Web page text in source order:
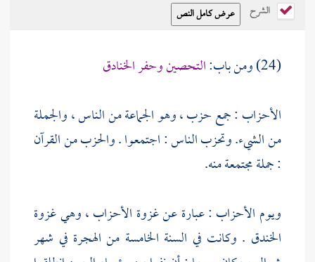
الشرح
(24) ومن باب:
التحصين وحفر الخنادق
الأحزاب : جمع حزب ، وهو الجماعة من الناس ، والجملة
من الشيء. وتحزب الناس : اجتمعوا . والحزب من القرآن
: جملة مجتمعة منه.
ويوم الأحزاب : عبارة عن غزوة الأحزاب ، وهي غزوة
الخندق . وكانت في السنة الخامسة من الهجرة في شهر